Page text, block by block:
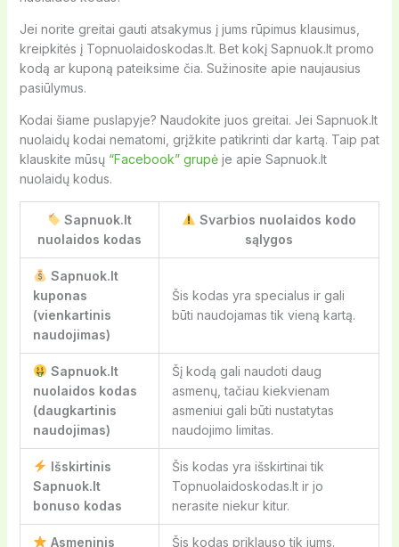
Jei norite greitai gauti atsakymus į jums rūpimus klausimus,
kreipkitės į Topnuolaidoskodas.lt. Bet kokį Sapnuok.lt promo
kodą ar kuponą pateiksime čia. Sužinosite apie naujausius
pasiūlymus.
Kodai šiame puslapyje? Naudokite juos greitai. Jei Sapnuok.lt
nuolaidų kodai nematomi, grįžkite patikrinti dar kartą. Taip pat
klauskite mūsų “Facebook” grupėje apie Sapnuok.lt
nuolaidų kodus.
Sapnuok.lt
nuolaidos kodas
Svarbios nuolaidos kodo
sąlygos
Sapnuok.lt
kuponas
(vienkartinis
naudojimas)
Šis kodas yra specialus ir gali
būti naudojamas tik vieną kartą.
Sapnuok.lt
nuolaidos kodas
(daugkartinis
naudojimas)
Šį kodą gali naudoti daug
asmenų, tačiau kiekvienam
asmeniui gali būti nustatytas
naudojimo limitas.
Išskirtinis
Sapnuok.lt
bonuso kodas
Šis kodas yra išskirtinai tik
Topnuolaidoskodas.lt ir jo
nerasite niekur kitur.
Asmeninis
Šis kodas priklauso tik jums.